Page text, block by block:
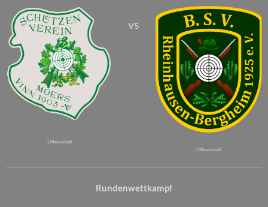
1. Mannschaft
vs
1. Mannschaft
Rundenwettkampf